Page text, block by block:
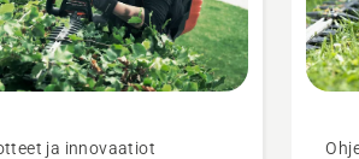
ja innovaatiot